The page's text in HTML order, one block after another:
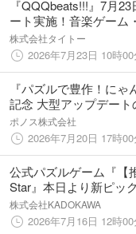
『QQQbeats!!!』7月
ート実施！音楽ゲーム
の新曲4曲を追加＆サ
ソフト50%OFF！
株式会社タイトー
2026年7月23日 10時00
『パズルで豊作！に
記念 大型アップデー
ポノス株式会社
2026年7月20日 17時00
公式パズルゲーム『【
Star』本日より新ピッ
スプラッシュ]開催！第
登場
株式会社KADOKAWA
2026年7月16日 12時00